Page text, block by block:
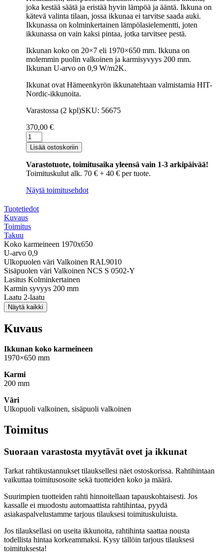
joka kestää säätä ja eristää hyvin lämpöä ja ääntä. Ikkuna on
kätevä valinta tilaan, jossa ikkunaa ei tarvitse saada auki.
Ikkunassa on kolminkertainen lämpölasielementti, joten
ikkunassa on vain kaksi pintaa, jotka tarvitsee pestä.
Ikkunan koko on 20×7 eli 1970×650 mm. Ikkuna on
molemmin puolin valkoinen ja karmisyvyys 200 mm.
Ikkunan U-arvo on 0,9 W/m2K.
Ikkunat ovat Hämeenkyrön ikkunatehtaan valmistamia HIT-
Nordic-ikkunoita.
Varastossa (2 kpl)SKU: 56675
370,00 €
Kiinteä
ikkuna
HIT-
Nordic
1970x650
(2-
määrä
Lisää ostoskoriin
Varastotuote, toimitusaika yleensä vain 1-3 arkipäivää!
Toimituskulut alk. 70 € + 40 € per tuote.
Näytä toimitusehdot
Tuotetiedot
Kuvaus
Toimitus
Takuu
Koko karmeineen 1970x650
U-arvo 0,9
Ulkopuolen väri Valkoinen RAL9010
Sisäpuolen väri Valkoinen NCS S 0502-Y
Lasitus Kolminkertainen
Karmin syvyys 200 mm
Laatu 2-laatu
Näytä kaikki
Kuvaus
Ikkunan koko karmeineen
1970×650 mm
Karmi
200 mm
Väri
Ulkopuoli valkoinen, sisäpuoli valkoinen
Toimitus
Suoraan varastosta myytävät ovet ja ikkunat
Tarkat rahtikustannukset tilauksellesi näet ostoskorissa. Rahtihintaan
vaikuttaa toimitusosoite sekä tuotteiden koko ja määrä.
Suurimpien tuotteiden rahti hinnoitellaan tapauskohtaisesti. Jos
kassalle ei muodostu automaattista rahtihintaa, pyydä
asiakaspalvelustamme tarjous tilauksesi toimituskuluista.
Jos tilauksellasi on useita ikkunoita, rahtihinta saattaa nousta
todellista hintaa korkeammaksi. Kysy tällöin tarjous tilauksesi
toimituksesta!